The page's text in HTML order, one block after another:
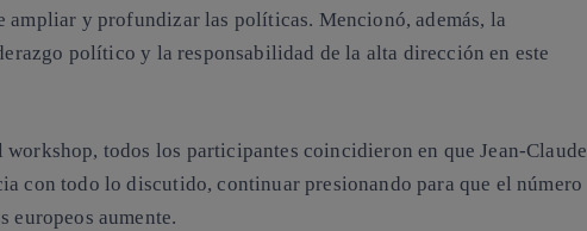
ampliar y profundizar las políticas. Mencionó, además, la
político y la responsabilidad de la alta dirección en este
todos los participantes coincidieron en que Jean-Claude
con todo lo discutido, continuar presionando para que el número
europeos aumente.